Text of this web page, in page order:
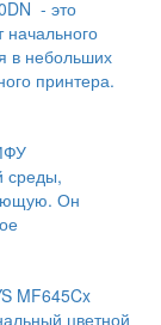
- это
в небольших
принтера.
среды,
Он
MF645Cx
цветной